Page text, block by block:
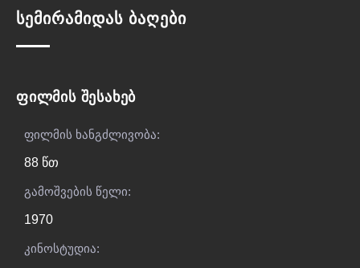
სემირამიდას ბაღები
ფილმის შესახებ
ფილმის ხანგძლივობა:
88 წთ
გამოშვების წელი:
1970
კინოსტუდია: